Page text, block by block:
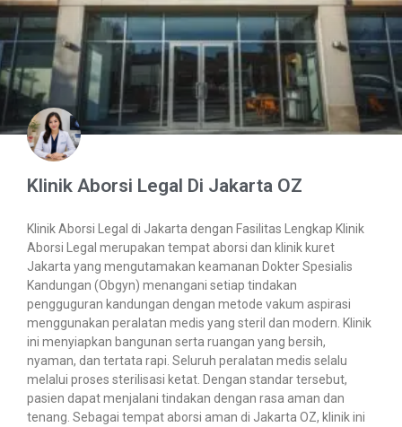
Klinik Aborsi Legal Di Jakarta OZ
Klinik Aborsi Legal di Jakarta dengan Fasilitas Lengkap Klinik
Aborsi Legal merupakan tempat aborsi dan klinik kuret
Jakarta yang mengutamakan keamanan Dokter Spesialis
Kandungan (Obgyn) menangani setiap tindakan
pengguguran kandungan dengan metode vakum aspirasi
menggunakan peralatan medis yang steril dan modern. Klinik
ini menyiapkan bangunan serta ruangan yang bersih,
nyaman, dan tertata rapi. Seluruh peralatan medis selalu
melalui proses sterilisasi ketat. Dengan standar tersebut,
pasien dapat menjalani tindakan dengan rasa aman dan
tenang. Sebagai tempat aborsi aman di Jakarta OZ, klinik ini